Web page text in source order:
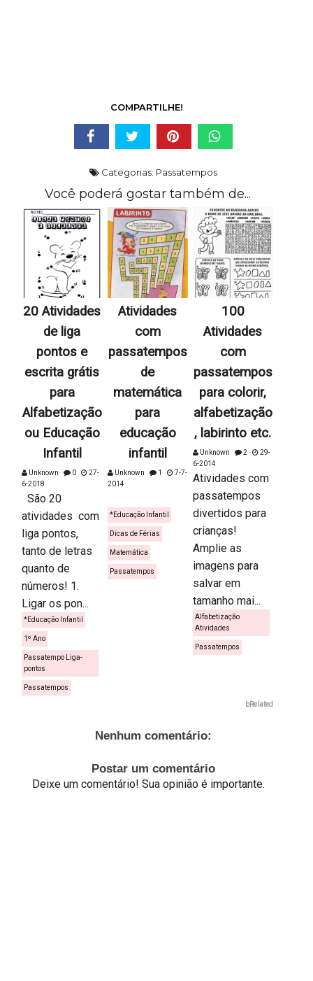
COMPARTILHE!
Categorias: Passatempos
Você poderá gostar também de...
20 Atividades
de liga
pontos e
escrita grátis
para
Alfabetização
ou Educação
Infantil
Unknown 0
27-
6-2018
São 20
atividades com
liga pontos,
tanto de letras
quanto de
números! 1.
Ligar os pon...
*Educação Infantil
1º Ano
Passatempo Liga-
pontos
Passatempos
Atividades
com
passatempos
de
matemática
para
educação
infantil
Unknown 1
7-7-
2014
*Educação Infantil
Dicas de Férias
Matemática
Passatempos
100
Atividades
com
passatempos
para colorir,
alfabetização
, labirinto etc.
Unknown 2
29-
6-2014
Atividades com
passatempos
divertidos para
crianças!
Amplie as
imagens para
salvar em
tamanho mai...
Alfabetização
Atividades
Passatempos
bRelated
Nenhum comentário:
Postar um comentário
Deixe um comentário! Sua opinião é importante.